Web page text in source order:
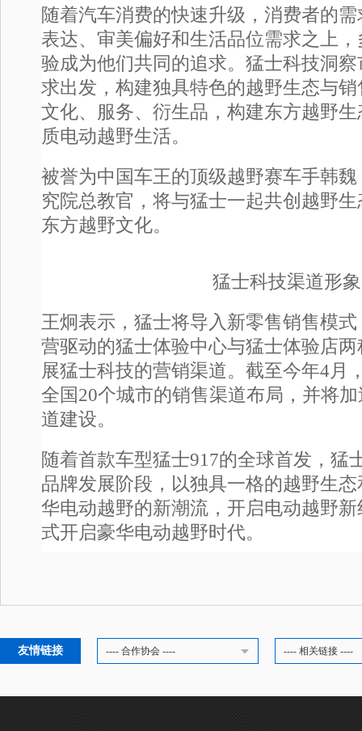
随着汽车消费的快速升级，消费者的
表达、审美偏好和生活品位需求之上
验成为他们共同的追求。猛士科技洞
求出发，构建独具特色的越野生态与
文化、服务、衍生品，构建东方越野
质电动越野生活。
被誉为中国车王的顶级越野赛车手韩
究院总教官，将与猛士一起共创越野
东方越野文化。
猛士科技渠道形象
王炯表示，猛士将导入新零售销售模
营驱动的猛士体验中心与猛士体验店
展猛士科技的营销渠道。截至今年4月
全国20个城市的销售渠道布局，并将
道建设。
随着首款车型猛士917的全球首发，猛
品牌发展阶段，以独具一格的越野生
华电动越野的新潮流，开启电动越野
式开启豪华电动越野时代。
友情链接 ---- 合作协会 ---- ---- 相关链接 ----